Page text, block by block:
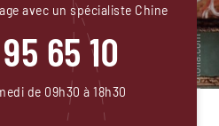
avec un spécialiste Chine
65 10
de 09h30 à 18h30